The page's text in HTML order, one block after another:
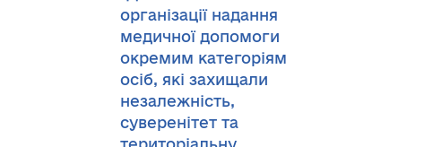
організації надання
медичної допомоги
окремим категоріям
осіб, які захищали
незалежність,
суверенітет та